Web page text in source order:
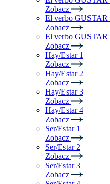
Zobacz
El verbo GUSTAR
Zobacz
El verbo GUSTAR
Zobacz
Hay/Estar 1
Zobacz
Hay/Estar 2
Zobacz
Hay/Estar 3
Zobacz
Hay/Estar 4
Zobacz
Ser/Estar 1
Zobacz
Ser/Estar 2
Zobacz
Ser/Estar 3
Zobacz